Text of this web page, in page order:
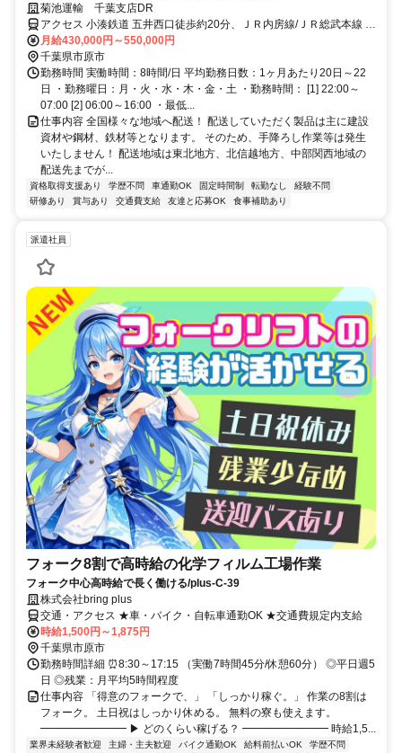
菊池運輸 千葉支店DR
アクセス 小湊鉄道 五井西口徒歩約20分、ＪＲ内房線/ＪＲ総武本線 五
井西口徒歩約20分、連絡バス 五井西口徒歩約20分 五井駅より車で10
分
月給430,000円～550,000円
千葉県市原市
勤務時間 実働時間：8時間/日 平均勤務日数：1ヶ月あたり20日～22
日 ・勤務曜日：月・火・水・木・金・土 ・勤務時間： [1] 22:00～
07:00 [2] 06:00～16:00 ・最低...
仕事内容 全国様々な地域へ配送！ 配送していただく製品は主に建設
資材や鋼材、鉄材等となります。 そのため、手降ろし作業等は発生
いたしません！ 配送地域は東北地方、北信越地方、中部関西地域の
配送先までが...
資格取得支援あり 学歴不問 車通勤OK 固定時間制 転勤なし
経験不問
研修あり
賞与あり 交通費支給 友達と応募OK 食事補助あり
派遣社員
フォーク8割で高時給の化学フィルム工場作業
フォーク中心高時給で長く働ける/plus-C-39
株式会社bring plus
交通・アクセス ★車・バイク・自転車通勤OK ★交通費規定内支給
時給1,500円～1,875円
千葉県市原市
勤務時間詳細 ⏰8:30～17:15 （実働7時間45分/休憩60分） ◎平日週5
日 ◎残業：月平均5時間程度
仕事内容 「得意のフォークで、」 「しっかり稼ぐ。」 作業の8割は
フォーク。 土日祝はしっかり休める。 無料の寮も使えます。
━━━━━━━━ ▶ どのくらい稼げる？ ━━━━━━━━ 時給1,5...
業界未経験者歓迎 主婦・主夫歓迎 バイク通勤OK 給料前払いOK
学歴不問